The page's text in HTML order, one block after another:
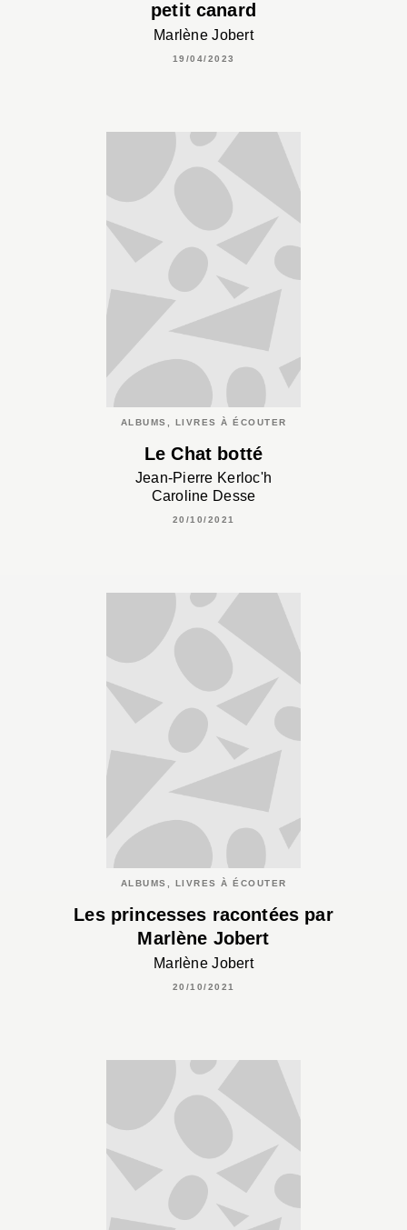
petit canard
Marlène Jobert
19/04/2023
ALBUMS, LIVRES À ÉCOUTER
Le Chat botté
Jean-Pierre Kerloc'h
Caroline Desse
20/10/2021
ALBUMS, LIVRES À ÉCOUTER
Les princesses racontées par
Marlène Jobert
Marlène Jobert
20/10/2021